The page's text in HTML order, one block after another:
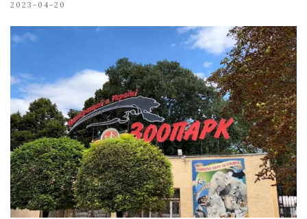
2023-04-20